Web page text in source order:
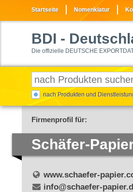
Startseite Nomenklatur
BDI -
Die offizielle DEUTSCHE
nach Produkten und
Firmenprofil für:
Schäfer-
www.schaefer-
info@schaefer-